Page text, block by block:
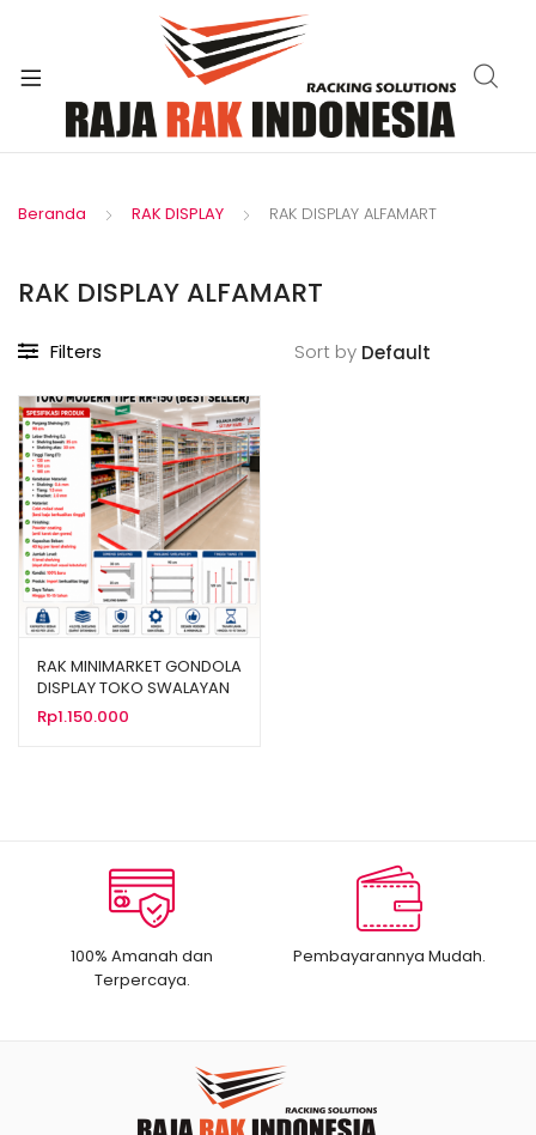
Beranda RAK DISPLAY RAK DISPLAY ALFAMART
RAK DISPLAY ALFAMART
Filters Sort by
RAK MINIMARKET GONDOLA
DISPLAY TOKO SWALAYAN
TIPE RR-150
Rp1.150.000
100% Amanah dan
Terpercaya.
Pembayarannya Mudah.